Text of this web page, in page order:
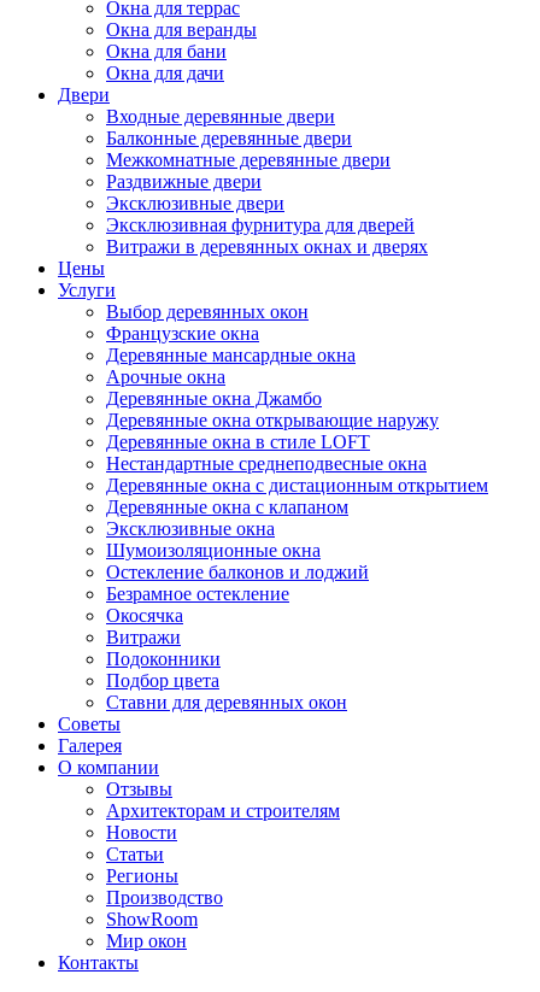
Окна для террас
Окна для веранды
Окна для бани
Окна для дачи
Двери
Входные деревянные двери
Балконные деревянные двери
Межкомнатные деревянные двери
Раздвижные двери
Эксклюзивные двери
Эксклюзивная фурнитура для дверей
Витражи в деревянных окнах и дверях
Цены
Услуги
Выбор деревянных окон
Французские окна
Деревянные мансардные окна
Арочные окна
Деревянные окна Джамбо
Деревянные окна открывающие наружу
Деревянные окна в стиле LOFT
Нестандартные среднеподвесные окна
Деревянные окна с дистационным открытием
Деревянные окна с клапаном
Эксклюзивные окна
Шумоизоляционные окна
Остекление балконов и лоджий
Безрамное остекление
Окосячка
Витражи
Подоконники
Подбор цвета
Ставни для деревянных окон
Советы
Галерея
О компании
Отзывы
Архитекторам и строителям
Новости
Статьи
Регионы
Производство
ShowRoom
Мир окон
Контакты